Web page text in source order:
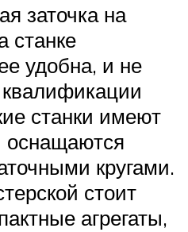
заточка на
станке
удобна, и не
станки имеют
оснащаются
кругами.
стоит
агрегаты,